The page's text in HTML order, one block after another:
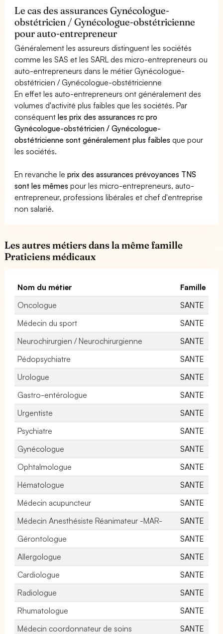
Le cas des assurances Gynécologue-
obstétricien / Gynécologue-obstétricienne
pour auto-entrepreneur
Généralement les assureurs distinguent les sociétés
comme les SAS et les SARL des micro-entrepreneurs ou
auto-entrepreneurs dans le métier Gynécologue-
obstétricien / Gynécologue-obstétricienne
En effet les auto-entrepreneurs ont généralement des
volumes d'activité plus faibles que les sociétés. Par
conséquentles prix des assurances rc pro
Gynécologue-obstétricien / Gynécologue-
obstétricienne sont généralement plus faibles que pour
les sociétés.
En revanche leprix des assurances prévoyances TNS
sont les mêmes pour les micro-entrepreneurs, auto-
entrepreneur, professions libérales et chef d'entreprise
non salarié.
Les autres métiers dans la même famille
Praticiens médicaux
Nom du métier
Famille
Oncologue
SANTE
Médecin du sport
SANTE
Neurochirurgien / Neurochirurgienne
SANTE
Pédopsychiatre
SANTE
Urologue
SANTE
Gastro-entérologue
SANTE
Urgentiste
SANTE
Psychiatre
SANTE
Gynécologue
SANTE
Ophtalmologue
SANTE
Hématologue
SANTE
Médecin acupuncteur
SANTE
Médecin Anesthésiste Réanimateur -MAR-
SANTE
Gérontologue
SANTE
Allergologue
SANTE
Cardiologue
SANTE
Radiologue
SANTE
Rhumatologue
SANTE
Médecin coordonnateur de soins
SANTE